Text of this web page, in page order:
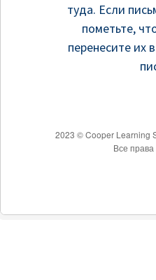
туда. Если
пометьте,
перенесите их
2023 © Cooper Learning
Все